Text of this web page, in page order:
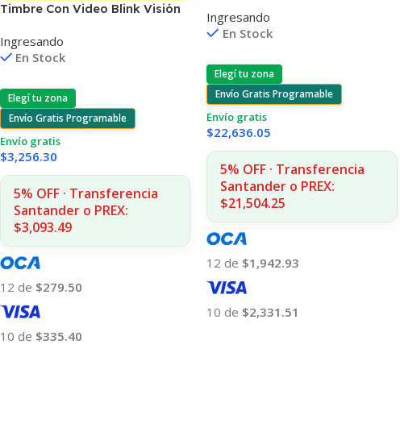
Timbre Con Video Blink Visión
Ingresando
En Stock
Elegí tu zona
Envío Gratis Programable
Envío gratis
$3,256.30
5% OFF · Transferencia
Santander o PREX:
$3,093.49
12 de $279.50
10 de $335.40
Ingresando
En Stock
Elegí tu zona
Envío Gratis Programable
Envío gratis
$22,636.05
5% OFF · Transferencia
Santander o PREX:
$21,504.25
12 de $1,942.93
10 de $2,331.51